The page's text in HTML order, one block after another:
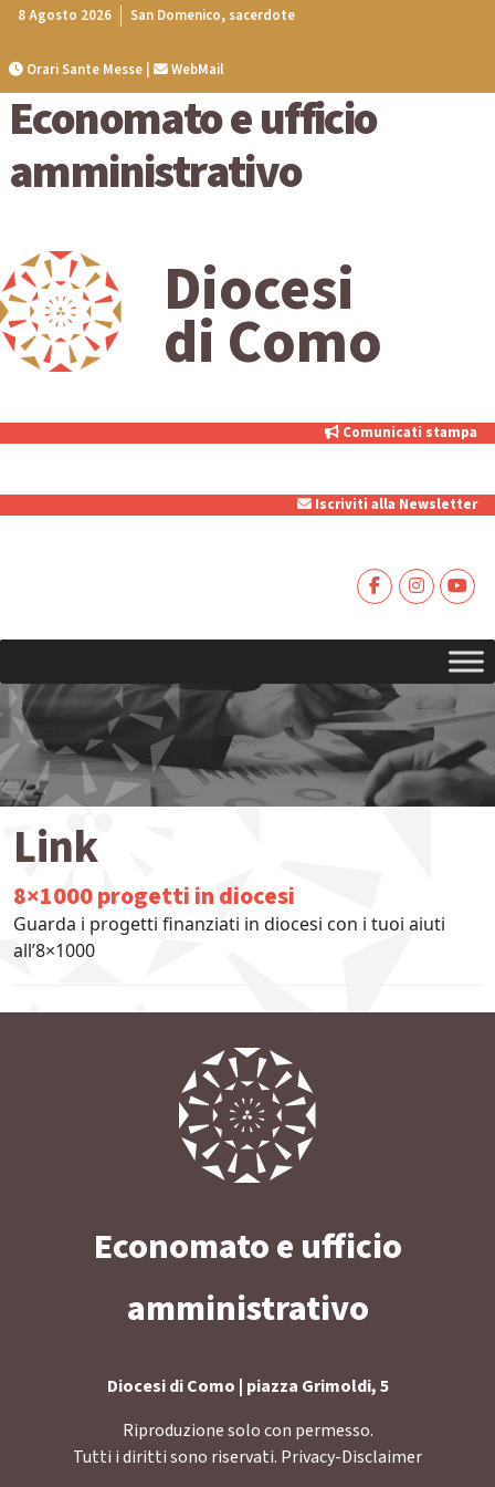
Skip
content
8 Agosto 2026 San Domenico, sacerdote
Orari Sante Messe WebMail
Economato e ufficio
amministrativo
Diocesi
di Como
Comunicati stampa
Iscriviti alla Newsletter
Link
8×1000 progetti in diocesi
Guarda i progetti finanziati in diocesi con i tuoi aiuti
all’8×1000
Economato e ufficio
amministrativo
Diocesi di Como | piazza Grimoldi, 5
Riproduzione solo con permesso.
Tutti i diritti sono riservati. Privacy-Disclaimer